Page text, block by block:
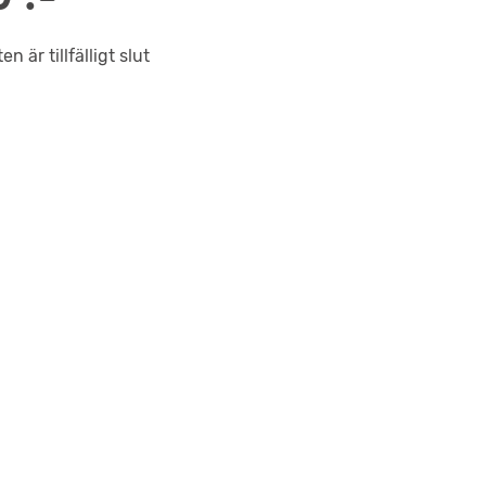
är tillfälligt slut